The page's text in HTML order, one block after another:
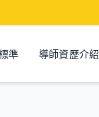
準 導師資歷介紹